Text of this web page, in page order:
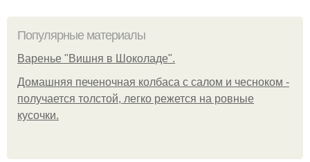
Популярные материалы
Варенье "Вишня в Шоколаде".
Домашняя печеночная колбаса с салом и чесноком -
получается толстой, легко режется на ровные
кусочки.